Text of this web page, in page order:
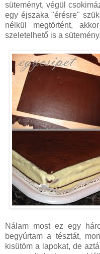
süteményt, végül
egy éjszaka "érésre"
nélkül megtörtént,
szeletelhető is a sütemény.
Nálam most ez egy
begyúrtam a tésztát,
kisütöm a lapokat, de